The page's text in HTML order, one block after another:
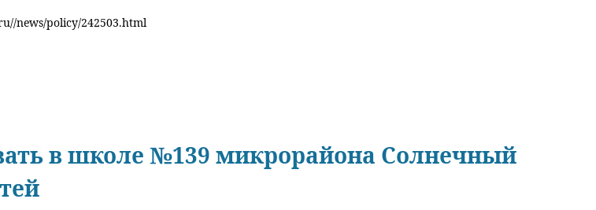
news/policy/242503.html
в школе №139 микрорайона Солнечный